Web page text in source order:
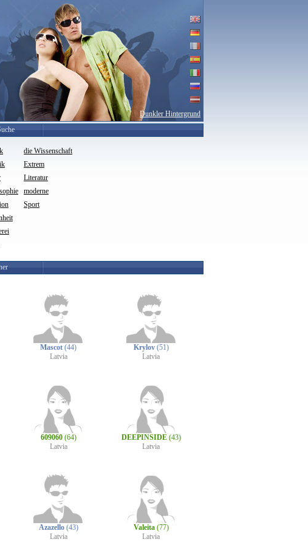
Dunkler Hintergrund
die Wissenschaft
Extrem
Literatur
moderne
Sport
Mascot (44)
Latvia
Krylov(51)
Latvia
609060(64)
Latvia
DEEPINSIDE(43)
Latvia
Azazello(43)
Latvia
Valeita(77)
Latvia